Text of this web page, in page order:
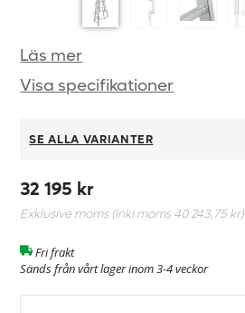
Läs mer
Visa specifikationer
SE ALLA VARIANTER
32 195 kr
Exklusive moms (Inkl moms40 243,75 kr)
Fri frakt
Sänds från vårt lager inom 3-4 veckor